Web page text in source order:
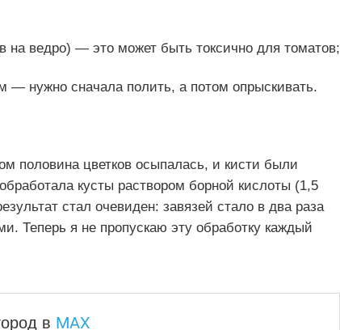
на ведро) — это может быть токсично для томатов;
— нужно сначала полить, а потом опрыскивать.
половина цветков осыпалась, и кисти были
кусты раствором борной кислоты (1,5
стал очевиден: завязей стало в два раза
Теперь я не пропускаю эту обработку каждый
в MAX